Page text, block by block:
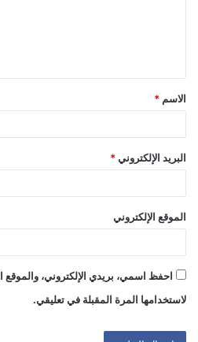
ق
*
الاسم *
البريد الإلكتروني *
الموقع الإلكتروني
احفظ اسمي، بريدي الإلكتروني، والموقع
لاستخدامها المرة المقبلة في تعليقي.